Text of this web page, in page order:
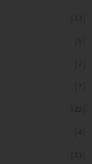
13
5
2
7
22
4
11